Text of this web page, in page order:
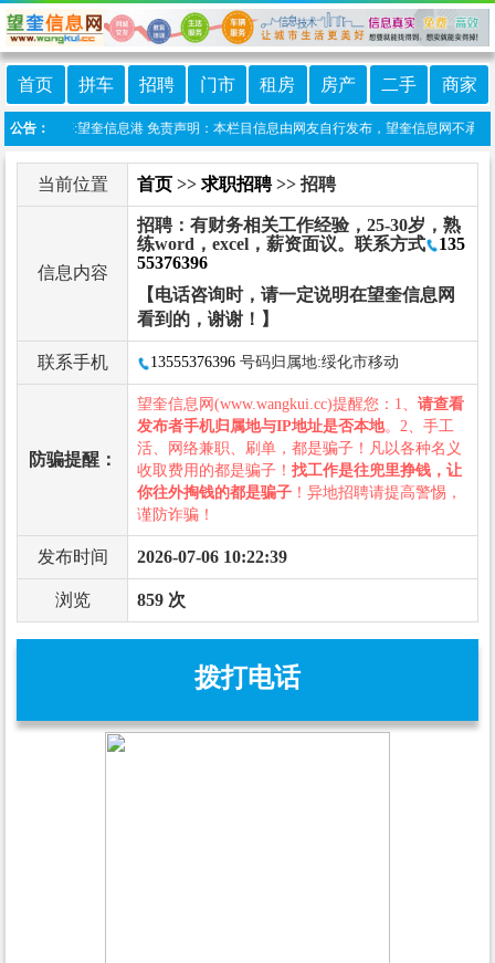
首页 拼车 招聘 门市 租房 房产 二手 商家
公告：
信小程序:望奎信息港 免责声明：本栏目信息由网友自行发布，望奎信息网不承担
当前位置 首页 >> 求职招聘>> 招聘
信息内容
招聘：有财务相关工作经验，25-30岁，熟
练word，excel，薪资面议。联系方式
135
55376396
【电话咨询时，请一定说明在望奎信息网
看到的，谢谢！】
联系手机 13555376396 号码归属地:绥化市移动
防骗提醒：
望奎信息网(www.wangkui.cc)提醒您：1、 请查看
发布者手机归属地与IP地址是否本地。2、手工
活、网络兼职、刷单，都是骗子！凡以各种名义
收取费用的都是骗子！ 找工作是往兜里挣钱，让
你往外掏钱的都是骗子 ！异地招聘请提高警惕，
谨防诈骗！
发布时间 2026-07-06 10:22:39
浏览 859 次
拨打电话